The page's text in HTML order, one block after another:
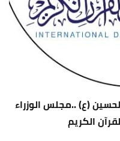
(ع) ..مجلس الوزراء